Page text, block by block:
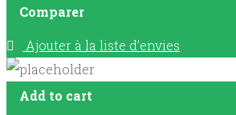
Comparer
Ajouter à la liste d’envies
Add to cart